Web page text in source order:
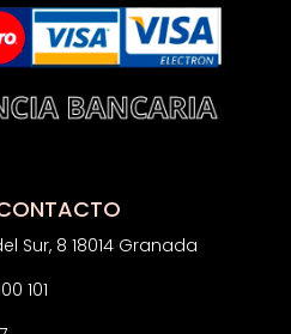
Sur, 8 18014 Granada
101